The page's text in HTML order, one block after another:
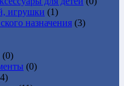
игрушки (1)
назначения (3)
(0)
(0)